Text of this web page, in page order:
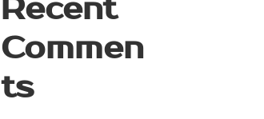
Recent
Commen
ts